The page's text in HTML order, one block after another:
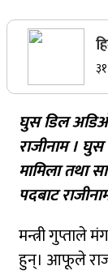
घुस डिल
राजीनाम ।घुस
मामिला तथा
पदबाट
मन्त्री गुप्ताले
हुन्। आफूले